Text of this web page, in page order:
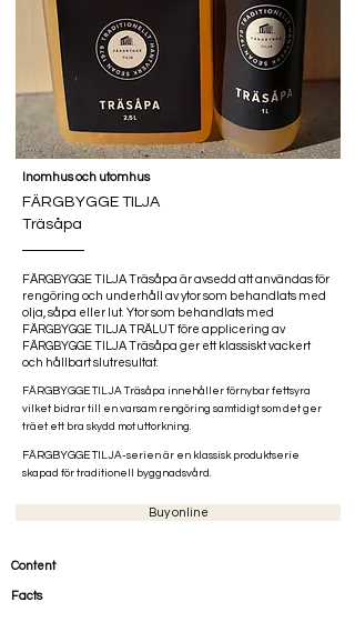
Inomhus och utomhus
FÄRGBYGGE TILJA
Träsåpa
FÄRGBYGGE TILJA Träsåpa är avsedd att användas för
rengöring och underhåll av ytor som behandlats med
olja, såpa eller lut. Ytor som behandlats med
FÄRGBYGGE TILJA TRÄLUT före applicering av
FÄRGBYGGE TILJA Träsåpa ger ett klassiskt vackert
och hållbart slutresultat.
FÄRGBYGGE TILJA Träsåpa innehåller förnybar fettsyra
vilket bidrar till en varsam rengöring samtidigt som det ger
träet ett bra skydd mot uttorkning.
FÄRGBYGGE TILJA-serien är en klassisk produktserie
skapad för traditionell byggnadsvård.
Buy online
Content
Facts